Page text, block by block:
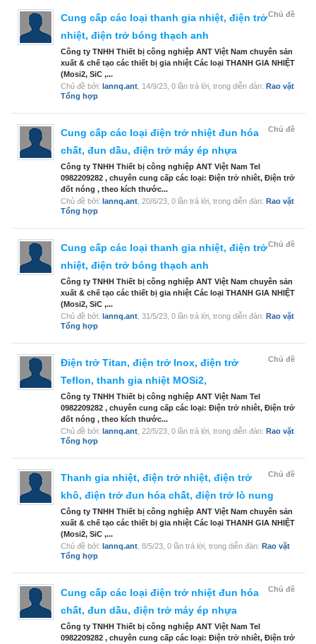
Chủ đề
Cung cấp các loại thanh gia nhiệt, điện trở
nhiệt, điện trở bóng thạch anh
Công ty TNHH Thiết bị công nghiệp ANT Việt Nam chuyên sản
xuất & chế tạo các thiết bị gia nhiệt Các loại THANH GIA NHIỆT
(Mosi2, SiC ,...
Chủ đề bởi: lannq.ant 14/9/23 , 0 lần trả lời, trong diễn đàn: Rao vặt
Tổng hợp
Chủ đề
Cung cấp các loại điện trở nhiệt đun hóa
chất, đun dầu, điện trở máy ép nhựa
Công ty TNHH Thiết bị công nghiệp ANT Việt Nam Tel
0982209282 , chuyên cung cấp các loại: Điện trở nhiêt, Điện trở
đốt nóng , theo kích thước...
Chủ đề bởi: lannq.ant 20/6/23 , 0 lần trả lời, trong diễn đàn: Rao vặt
Tổng hợp
Chủ đề
Cung cấp các loại thanh gia nhiệt, điện trở
nhiệt, điện trở bóng thạch anh
Công ty TNHH Thiết bị công nghiệp ANT Việt Nam chuyên sản
xuất & chế tạo các thiết bị gia nhiệt Các loại THANH GIA NHIỆT
(Mosi2, SiC ,...
Chủ đề bởi: lannq.ant 31/5/23 , 0 lần trả lời, trong diễn đàn: Rao vặt
Tổng hợp
Chủ đề
Điện trở Titan, điện trở Inox, điện trở
Teflon, thanh gia nhiệt MOSi2,
Công ty TNHH Thiết bị công nghiệp ANT Việt Nam Tel
0982209282 , chuyên cung cấp các loại: Điện trở nhiêt, Điện trở
đốt nóng , theo kích thước...
Chủ đề bởi: lannq.ant 22/5/23 , 0 lần trả lời, trong diễn đàn: Rao vặt
Tổng hợp
Chủ đề
Thanh gia nhiệt, điện trở nhiệt, điện trở
khô, điện trở đun hóa chất, điện trở lò nung
Công ty TNHH Thiết bị công nghiệp ANT Việt Nam chuyên sản
xuất & chế tạo các thiết bị gia nhiệt Các loại THANH GIA NHIỆT
(Mosi2, SiC ,...
Chủ đề bởi: lannq.ant 8/5/23 , 0 lần trả lời, trong diễn đàn: Rao vặt
Tổng hợp
Chủ đề
Cung cấp các loại điện trở nhiệt đun hóa
chất, đun dầu, điện trở máy ép nhựa
Công ty TNHH Thiết bị công nghiệp ANT Việt Nam Tel
0982209282 , chuyên cung cấp các loại: Điện trở nhiêt, Điện trở